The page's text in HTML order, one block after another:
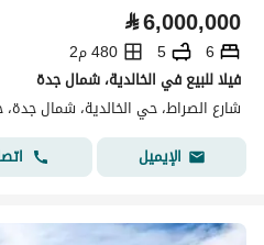
⃁6,000,000
6
5
480 م2
فيلا للبيع في الخالدية، شمال جدة
شارع الصراط، حي الخالدية، شمال
الإيميل